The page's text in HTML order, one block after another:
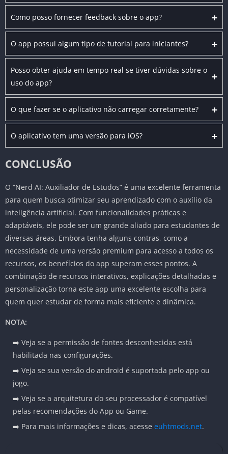
+
Como posso fornecer feedback sobre o app?
+
O app possui algum tipo de tutorial para iniciantes?
+
Posso obter ajuda em tempo real se tiver dúvidas sobre o
uso do app?
+
O que fazer se o aplicativo não carregar corretamente?
+
O aplicativo tem uma versão para iOS?
CONCLUSÃO
O “Nerd AI: Auxiliador de Estudos” é uma excelente ferramenta
para quem busca otimizar seu aprendizado com o auxílio da
inteligência artificial. Com funcionalidades práticas e
adaptáveis, ele pode ser um grande aliado para estudantes de
diversas áreas. Embora tenha alguns contras, como a
necessidade de uma versão premium para acesso a todos os
recursos, os benefícios do app superam esses pontos. A
combinação de recursos interativos, explicações detalhadas e
personalização torna este app uma excelente escolha para
quem quer estudar de forma mais eficiente e dinâmica.
NOTA:
➡️ Veja se a permissão de fontes desconhecidas está
habilitada nas configurações.
➡️ Veja se sua versão do android é suportada pelo app ou
jogo.
➡️ Veja se a arquitetura do seu processador é compatível
pelas recomendações do App ou Game.
➡️ Para mais informações e dicas, acesse euhtmods.net.